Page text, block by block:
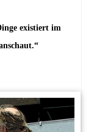
existiert im